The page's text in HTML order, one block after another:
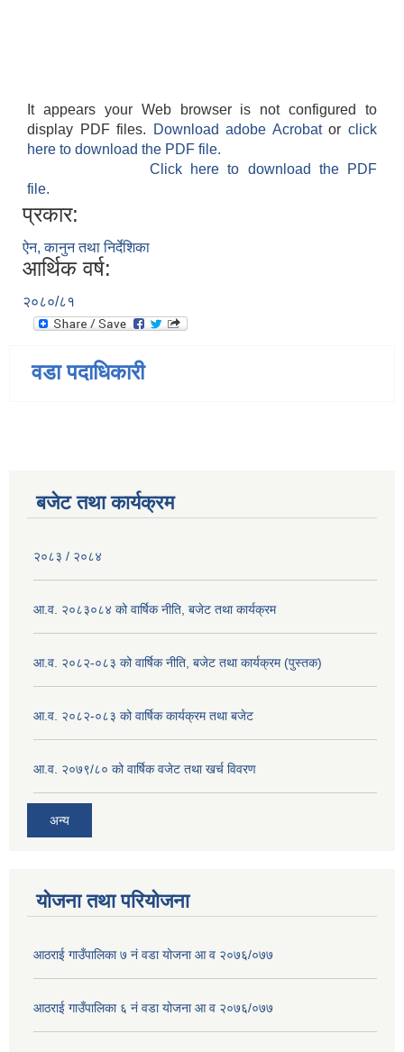
It appears your Web browser is not configured to
display PDF files.
Download adobe Acrobatorclick
here to download the PDF file.
Click here to download the PDF
file.
प्रकार:
ऐन, कानुन तथा निर्देशिका
आर्थिक वर्ष:
२०८०/८१
वडा पदाधिकारी
बजेट तथा कार्यक्रम
२०८३ / २०८४
आ.व. २०८३०८४ को वार्षिक नीति, बजेट तथा कार्यक्रम
आ.व. २०८२-०८३ को वार्षिक नीति, बजेट तथा कार्यक्रम (पुस्तक)
आ.व. २०८२-०८३ को वार्षिक कार्यक्रम तथा बजेट
आ.व. २०७९/८० को वार्षिक वजेट तथा खर्च विवरण
अन्य
योजना तथा परियोजना
आठराई गाउँपालिका ७ नं वडा योजना आ व २०७६/०७७
आठराई गाउँपालिका ६ नं वडा योजना आ व २०७६/०७७